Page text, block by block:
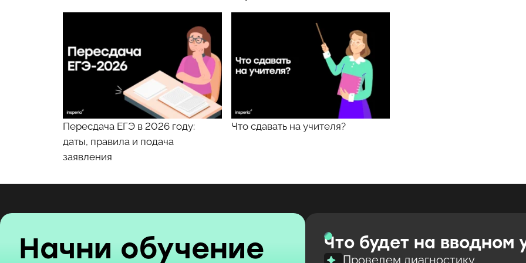
Пересдача ЕГЭ в 2026 году:
даты, правила и подача
заявления
Что сдавать на учителя?
Начни обучение Что будет на вводном
Проведем диагностику